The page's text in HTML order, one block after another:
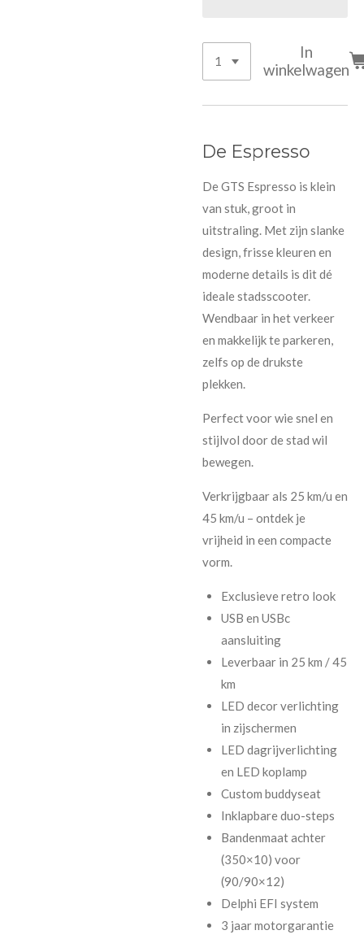
In
winkelwagen
De Espresso
De GTS Espresso is klein
van stuk, groot in
uitstraling. Met zijn slanke
design, frisse kleuren en
moderne details is dit dé
ideale stadsscooter.
Wendbaar in het verkeer
en makkelijk te parkeren,
zelfs op de drukste
plekken.
Perfect voor wie snel en
stijlvol door de stad wil
bewegen.
Verkrijgbaar als 25 km/u en
45 km/u – ontdek je
vrijheid in een compacte
vorm.
Exclusieve retro look
USB en USBc
aansluiting
Leverbaar in 25 km / 45
km
LED decor verlichting
in zijschermen
LED dagrijverlichting
en LED koplamp
Custom buddyseat
Inklapbare duo-steps
Bandenmaat achter
(350×10) voor
(90/90×12)
Delphi EFI system
3 jaar motorgarantie